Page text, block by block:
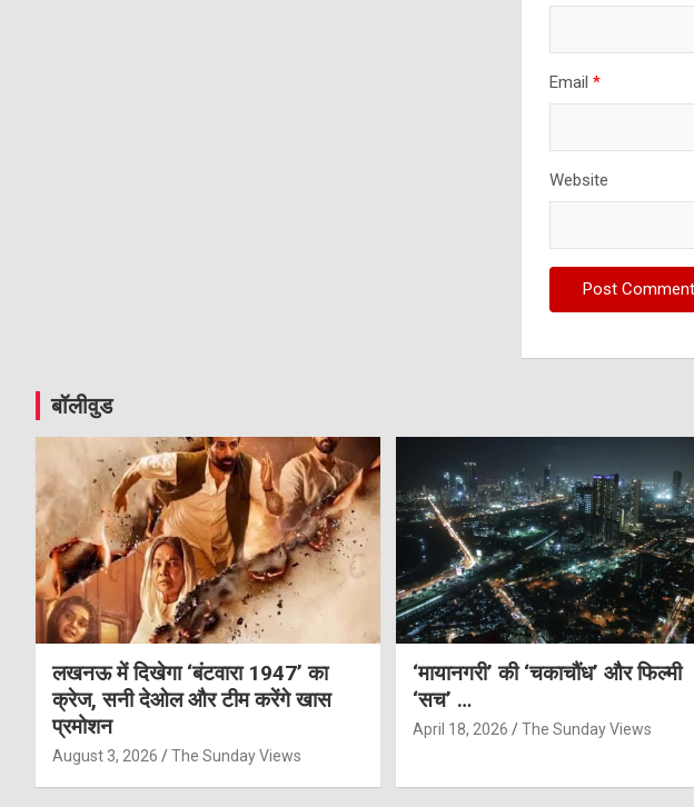
Email *
Website
बॉलीवुड
लखनऊ में दिखेगा ‘बंटवारा 1947’ का
क्रेज, सनी देओल और टीम करेंगे खास
प्रमोशन
August 3, 2026 The Sunday Views
‘मायानगरी’ की ‘चकाचौंध’ और फिल्मी
‘सच’ …
April 18, 2026 The Sunday Views